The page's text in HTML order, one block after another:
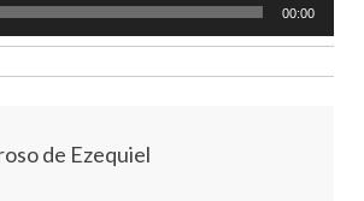
00:00
de Ezequiel